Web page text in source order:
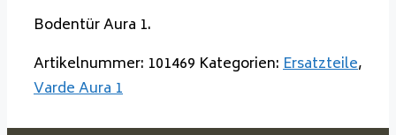
Bodentür Aura 1.
Artikelnummer: 101469 Kategorien:Ersatzteile,
Varde Aura 1